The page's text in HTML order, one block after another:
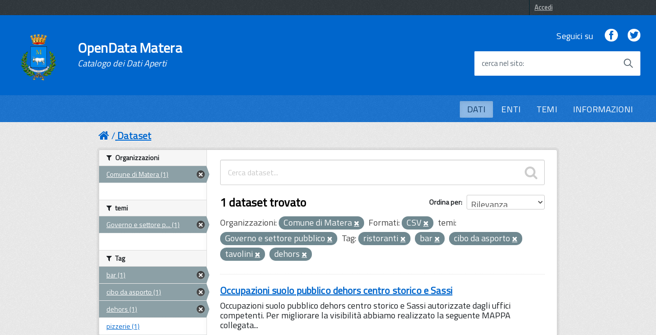
Accedi
OpenData Matera
Catalogo dei Dati Aperti
Seguici su Facebook
cerca nel sito
DATI ENTI TEMI INFORMAZIONI
Dataset
Ordina per
1 dataset trovato
Organizzazioni: Comune di Matera Formati: CSV
temi:
Governo e settore pubblico
Tag: ristoranti bar
cibo da asporto
tavolini
dehors
Occupazioni suolo pubblico dehors centro storico e Sassi
Occupazioni suolo pubblico dehors centro storico e Sassi autorizzate dagli uffici
competenti. Per migliorare la visibilità abbiamo realizzato la seguente MAPPA
collegata...
Organizzazioni
Comune di Matera (1)
temi
Governo e settore p... (1)
Tag
bar (1)
cibo da asporto (1)
dehors (1)
pizzerie (1)